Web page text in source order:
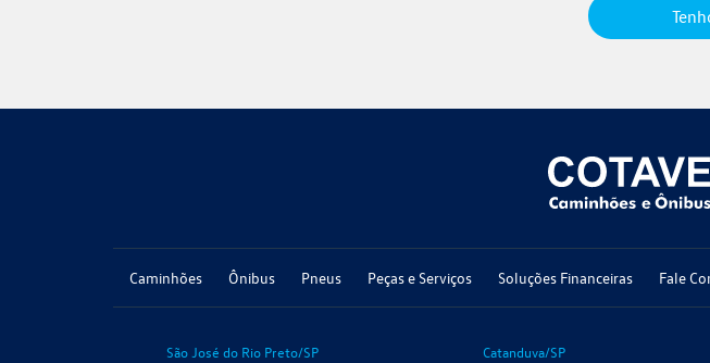
Caminhões Ônibus Pneus Peças e Serviços Soluções Financeiras Fale
São José do Rio Preto/SP
Catanduva/SP